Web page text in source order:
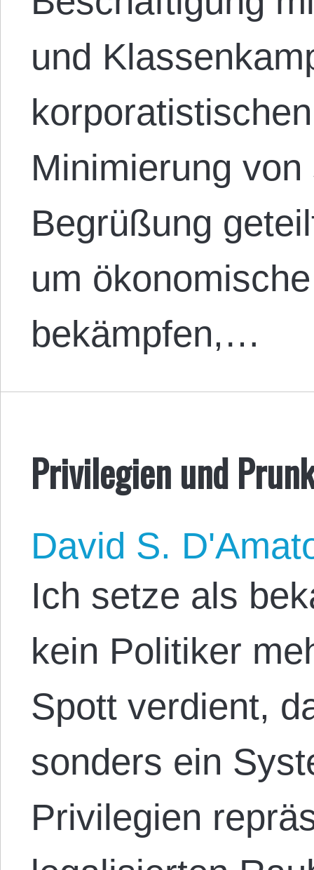
und
Minimierung
Begrüßung
um
bekämpfen,…
Privilegien und
David S.
Ich setze als
kein Politiker
Spott verdient,
sonders ein
Privilegien